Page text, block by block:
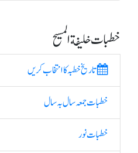
خطبات خلیفة المسیح
تاریخ خطبہ کا انتخاب کریں
خطبات جمعہ سال بہ سال
خطبات نور